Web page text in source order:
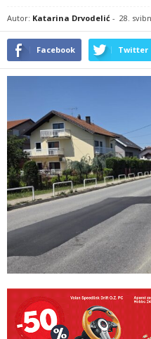
Autor: Katarina Drvodelić - 28.
Facebook Twitter